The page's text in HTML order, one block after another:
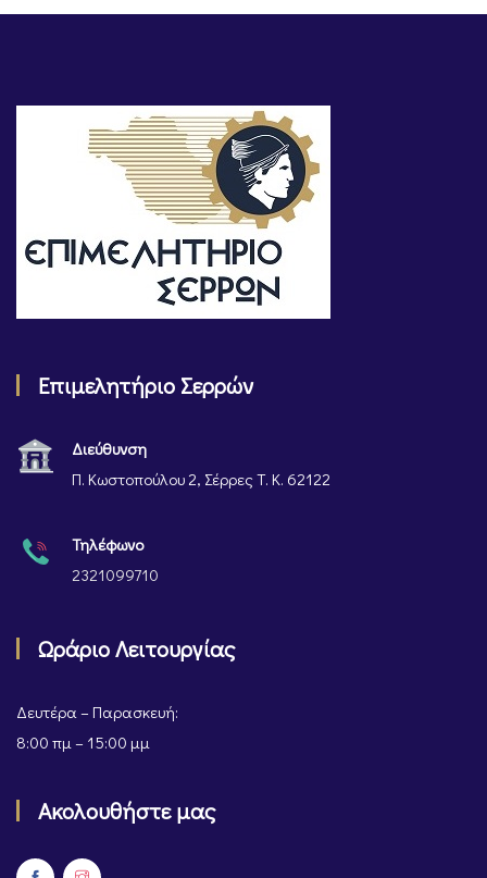
Επιμελητήριο Σερρών
Διεύθυνση
Π. Κωστοπούλου 2, Σέρρες Τ. Κ. 62122
Τηλέφωνο
2321099710
Ωράριο Λειτουργίας
Δευτέρα – Παρασκευή:
8:00 πμ – 15:00 μμ
Ακολουθήστε μας